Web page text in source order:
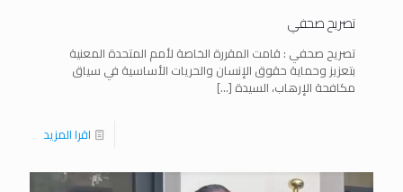
تصريح صحفي
تصريح صحفي : قامت المقررة الخاصة لأمم المتحدة المعنية
بتعزيز وحماية حقوق الإنسان والحريات الأساسية في سياق
مكافحة الإرهاب، السيدة […]
اقرا المزيد